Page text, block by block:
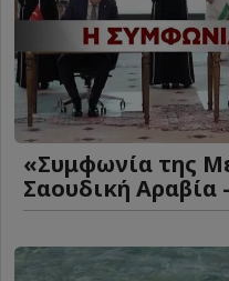
«Συμφωνία της
Σαουδική Αραβία